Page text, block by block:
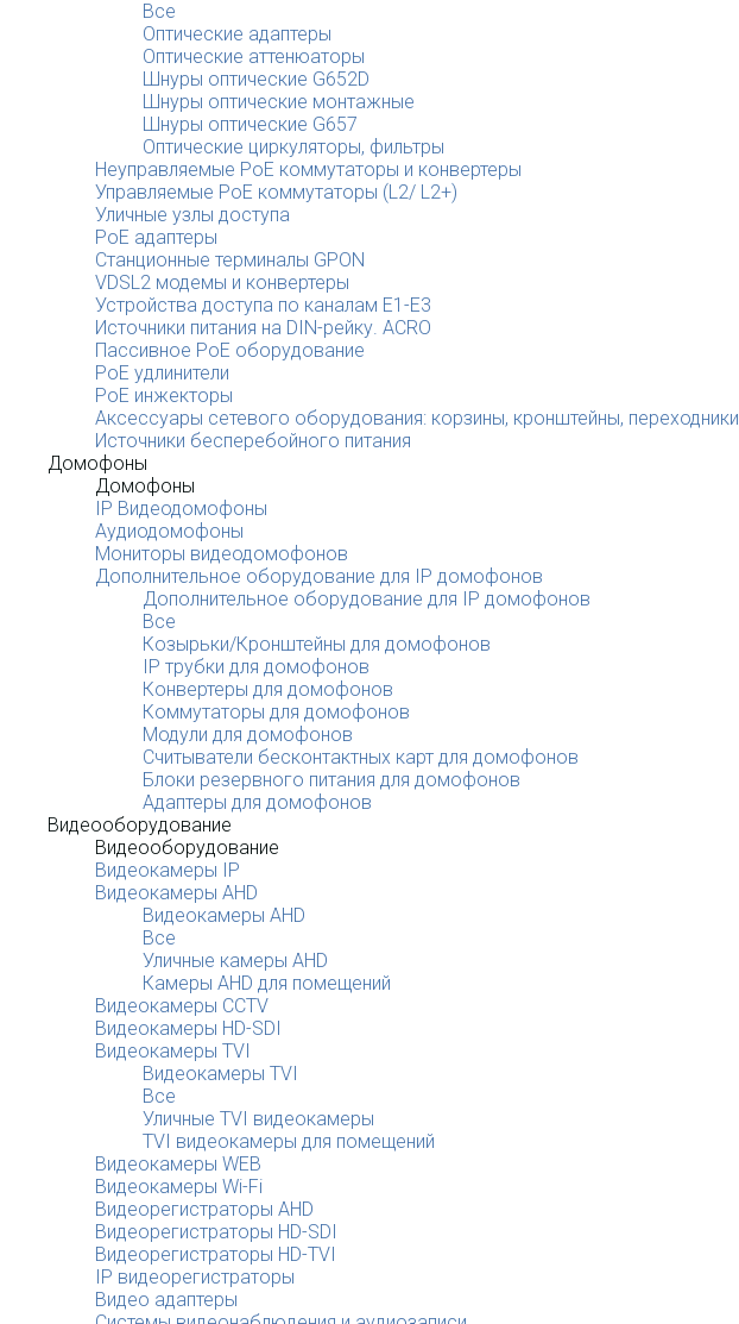
Все
Оптические адаптеры
Оптические аттенюаторы
Шнуры оптические G652D
Шнуры оптические монтажные
Шнуры оптические G657
Оптические циркуляторы, фильтры
Неуправляемые PoE коммутаторы и конвертеры
Управляемые PoE коммутаторы (L2/ L2+)
Уличные узлы доступа
PoE адаптеры
Станционные терминалы GPON
VDSL2 модемы и конвертеры
Устройства доступа по каналам E1-E3
Источники питания на DIN-рейку. ACRO
Пассивное PoE оборудование
PoE удлинители
PoE инжекторы
Аксессуары сетевого оборудования: корзины, кронштейны, переходники
Источники бесперебойного питания
Домофоны
Домофоны
IP Видеодомофоны
Аудиодомофоны
Мониторы видеодомофонов
Дополнительное оборудование для IP домофонов
Дополнительное оборудование для IP домофонов
Все
Козырьки/Кронштейны для домофонов
IP трубки для домофонов
Конвертеры для домофонов
Коммутаторы для домофонов
Модули для домофонов
Считыватели бесконтактных карт для домофонов
Блоки резервного питания для домофонов
Адаптеры для домофонов
Видеооборудование
Видеооборудование
Видеокамеры IP
Видеокамеры AHD
Видеокамеры AHD
Все
Уличные камеры AHD
Камеры AHD для помещений
Видеокамеры CCTV
Видеокамеры HD-SDI
Видеокамеры TVI
Видеокамеры TVI
Все
Уличные TVI видеокамеры
TVI видеокамеры для помещений
Видеокамеры WEB
Видеокамеры Wi-Fi
Видеорегистраторы AHD
Видеорегистраторы HD-SDI
Видеорегистраторы HD-TVI
IP видеорегистраторы
Видео адаптеры